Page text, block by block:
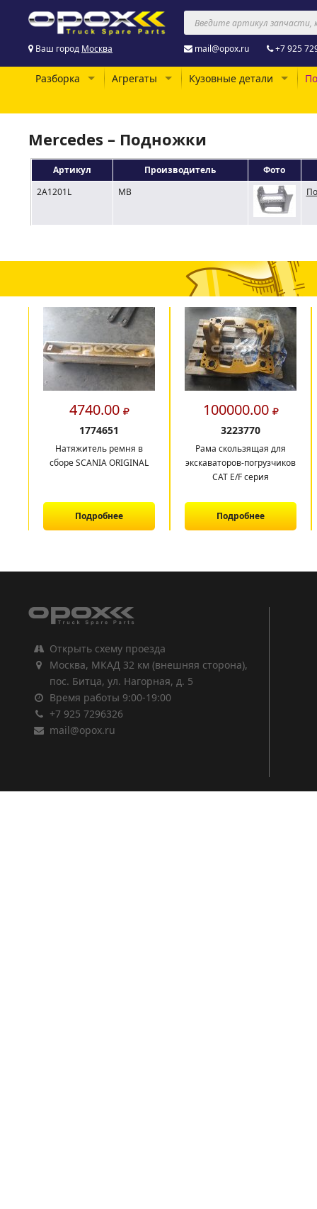
Ваш город Москва mail@opox.ru +7 925
Разборка Агрегаты Кузовные детали
Mercedes – Подножки
Артикул Производитель
Фото
2A1201L
MB
4740.00
1774651
Натяжитель ремня в
сборе SCANIA ORIGINAL
Подробнее
100000.00
3223770
Рама скользящая для
экскаваторов-погрузчиков
CAT E/F серия
Подробнее
Открыть схему проезда
Москва, МКАД 32 км (внешняя сторона),
пос. Битца, ул. Нагорная, д. 5
Время работы 9:00-19:00
+7 925 7296326
mail@opox.ru